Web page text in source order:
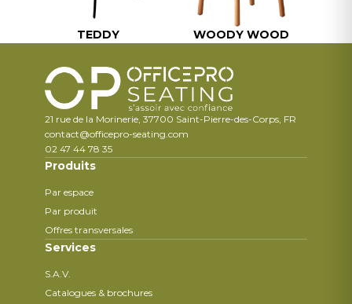
TEDDY WOODY WOOD
21 rue de la Morinerie, 37700 Saint-Pierre-des-Corps, FR
contact@officepro-seating.com
02 47 44 78 35
Produits
Par espace
Par produit
Offres transversales
Services
S.A.V.
Catalogues & brochures